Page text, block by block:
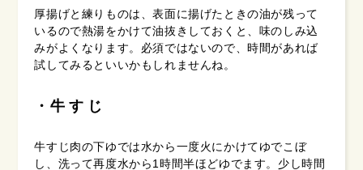
厚揚げと練りものは、表面に揚げたときの油が残って
いるので熱湯をかけて油抜きしておくと、味のしみ込
みがよくなります。必須ではないので、時間があれば
試してみるといいかもしれませんね。
牛すじ
牛すじ肉の下ゆでは水から一度火にかけてゆでこぼ
し、洗って再度水から1時間半ほどゆでます。少し時間